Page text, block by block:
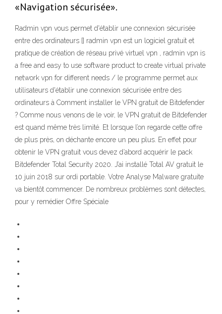
«Navigation sécurisée».
Radmin vpn vous permet d'établir une connexion sécurisée
entre des ordinateurs [] radmin vpn est un logiciel gratuit et
pratique de création de réseau privé virtuel vpn , radmin vpn is
a free and easy to use software product to create virtual private
network vpn for different needs / le programme permet aux
utilisateurs d'établir une connexion sécurisée entre des
ordinateurs à Comment installer le VPN gratuit de Bitdefender
? Comme nous venons de le voir, le VPN gratuit de Bitdefender
est quand même très limité. Et lorsque l’on regarde cette offre
de plus près, on déchante encore un peu plus. En effet pour
obtenir le VPN gratuit vous devez d’abord acquérir le pack
Bitdefender Total Security 2020. J’ai installé Total AV gratuit le
10 juin 2018 sur ordi portable. Votre Analyse Malware gratuite
va bientôt commencer. De nombreux problèmes sont détectes,
pour y remédier Offre Spéciale